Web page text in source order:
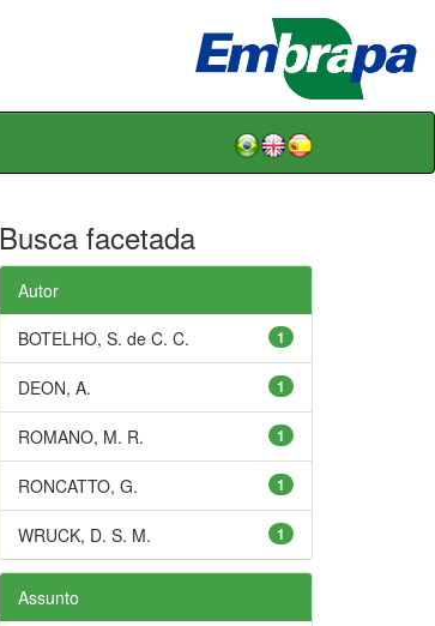
Busca facetada
Autor
1
BOTELHO, S. de C. C.
1
DEON, A.
1
ROMANO, M. R.
1
RONCATTO, G.
1
WRUCK, D. S. M.
Assunto